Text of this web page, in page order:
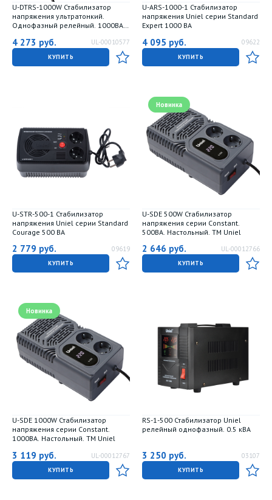
U-DTRS-1000W Стабилизатор
напряжения ультратонкий.
Однофазный релейный. 1000ВА.
4 273 руб. UL-00010577
КУПИТЬ
U-ARS-1000-1 Стабилизатор
напряжения Uniel серии Standard
Expert 1000 ВА
4 095 руб. 09622
КУПИТЬ
U-STR-500-1 Стабилизатор
напряжения Uniel серии Standard
Courage 500 ВА
2 779 руб. 09619
КУПИТЬ
Новинка
U-SDE 500W Стабилизатор
напряжения серии Constant.
500ВА. Настольный. TM Uniel
2 646 руб. UL-00012766
КУПИТЬ
Новинка
U-SDE 1000W Стабилизатор
напряжения серии Constant.
1000ВА. Настольный. TM Uniel
3 119 руб. UL-00012767
КУПИТЬ
RS-1-500 Стабилизатор Uniel
релейный однофазный. 0.5 кВА
3 250 руб. 03107
КУПИТЬ